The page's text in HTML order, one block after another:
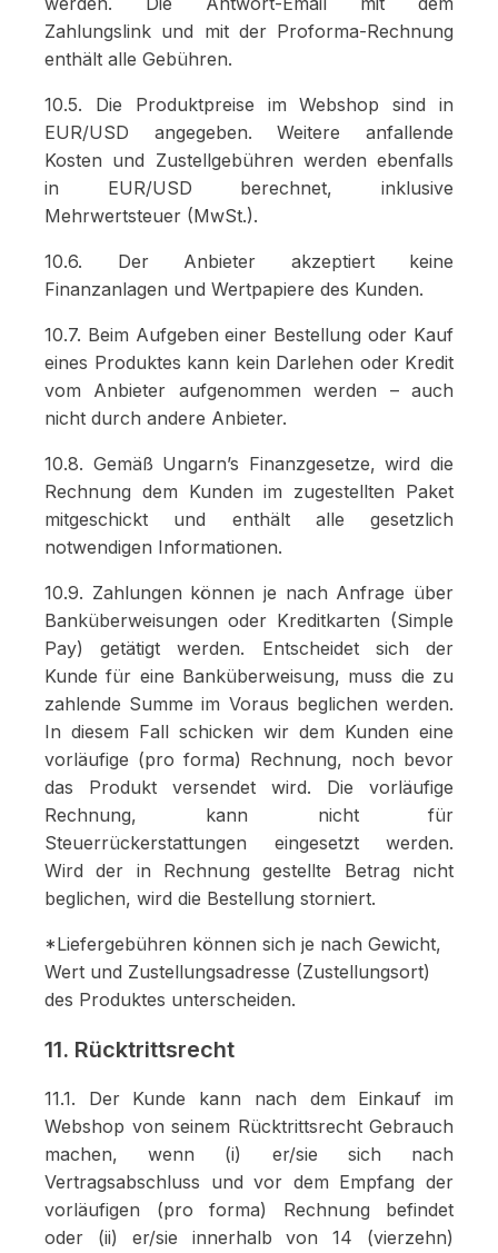
Zahlungslink und mit der Proforma-Rechnung
enthält alle Gebühren.
10.5. Die Produktpreise im Webshop sind in
EUR/USD angegeben. Weitere anfallende
Kosten und Zustellgebühren werden ebenfalls
in EUR/USD berechnet, inklusive
Mehrwertsteuer (MwSt.).
10.6. Der Anbieter akzeptiert keine
Finanzanlagen und Wertpapiere des Kunden.
10.7. Beim Aufgeben einer Bestellung oder Kauf
eines Produktes kann kein Darlehen oder Kredit
vom Anbieter aufgenommen werden – auch
nicht durch andere Anbieter.
10.8. Gemäß Ungarn’s Finanzgesetze, wird die
Rechnung dem Kunden im zugestellten Paket
mitgeschickt und enthält alle gesetzlich
notwendigen Informationen.
10.9. Zahlungen können je nach Anfrage über
Banküberweisungen oder Kreditkarten (Simple
Pay) getätigt werden. Entscheidet sich der
Kunde für eine Banküberweisung, muss die zu
zahlende Summe im Voraus beglichen werden.
In diesem Fall schicken wir dem Kunden eine
vorläufige (pro forma) Rechnung, noch bevor
das Produkt versendet wird. Die vorläufige
Rechnung, kann nicht für
Steuerrückerstattungen eingesetzt werden.
Wird der in Rechnung gestellte Betrag nicht
beglichen, wird die Bestellung storniert.
*Liefergebühren können sich je nach Gewicht,
Wert und Zustellungsadresse (Zustellungsort)
des Produktes unterscheiden.
11. Rücktrittsrecht
11.1. Der Kunde kann nach dem Einkauf im
Webshop von seinem Rücktrittsrecht Gebrauch
machen, wenn (i) er/sie sich nach
Vertragsabschluss und vor dem Empfang der
vorläufigen (pro forma) Rechnung befindet
oder (ii) er/sie innerhalb von 14 (vierzehn)